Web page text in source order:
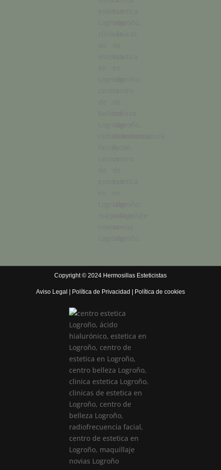
Copyright © 2024 Hermosillas Esteticistas
Aviso Legal Política de Privacidad Política de cookies